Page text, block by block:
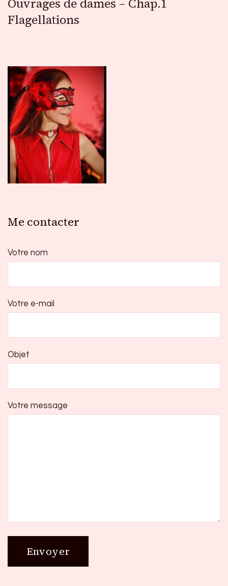
Ouvrages de dames – Chap.1
Flagellations
Me contacter
Votre nom
Votre e-mail
Objet
Votre message